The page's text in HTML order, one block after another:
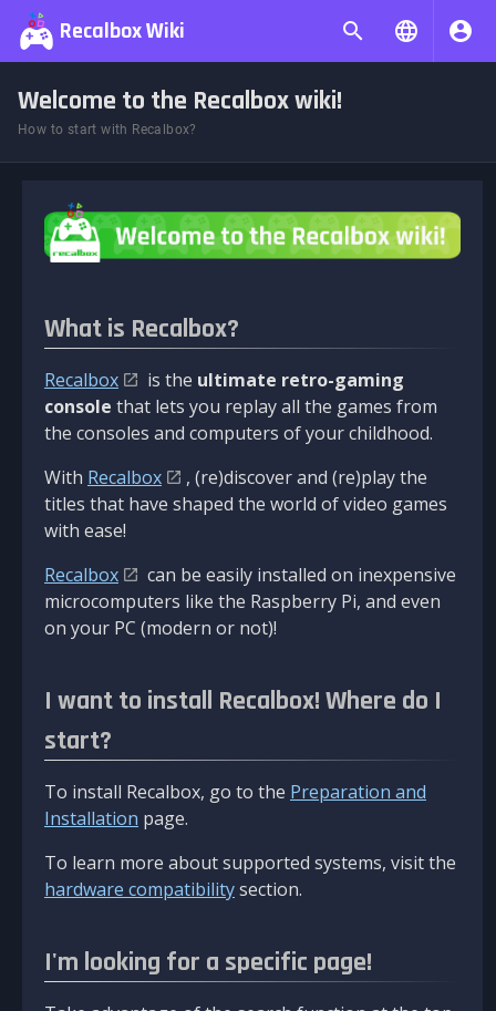
Recalbox Wiki
Welcome to the Recalbox wiki!
How to start with Recalbox?
What is Recalbox?
Recalbox is the ultimate retro-gaming
console that lets you replay all the games from
the consoles and computers of your childhood.
With Recalbox
, (re)discover and (re)play the
titles that have shaped the world of video games
with ease!
Recalbox
can be easily installed on inexpensive
microcomputers like the Raspberry Pi, and even
on your PC (modern or not)!
I want to install Recalbox! Where do I
start?
To install Recalbox, go to the Preparation and
Installation page.
To learn more about supported systems, visit the
hardware compatibilitysection.
I'm looking for a specific page!